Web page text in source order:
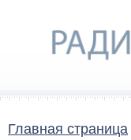
Главная страница